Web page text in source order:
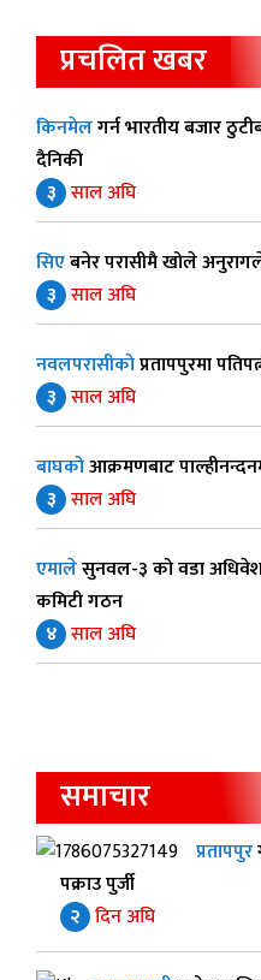
प्रचलित खबर
किनमेलगर्न भारतीय बजार
दैनिकी
३ साल अघि
सिएबनेर परासीमै खोले
३ साल अघि
नवलपरासीकोप्रतापपुरमा
३ साल अघि
बाघकोआक्रमणबाट
३ साल अघि
एमालेसुनवल-३ को वडा
कमिटी गठन
४ साल अघि
समाचार
प्रतापपुर
पक्राउ पुर्जी
२ दिन अघि